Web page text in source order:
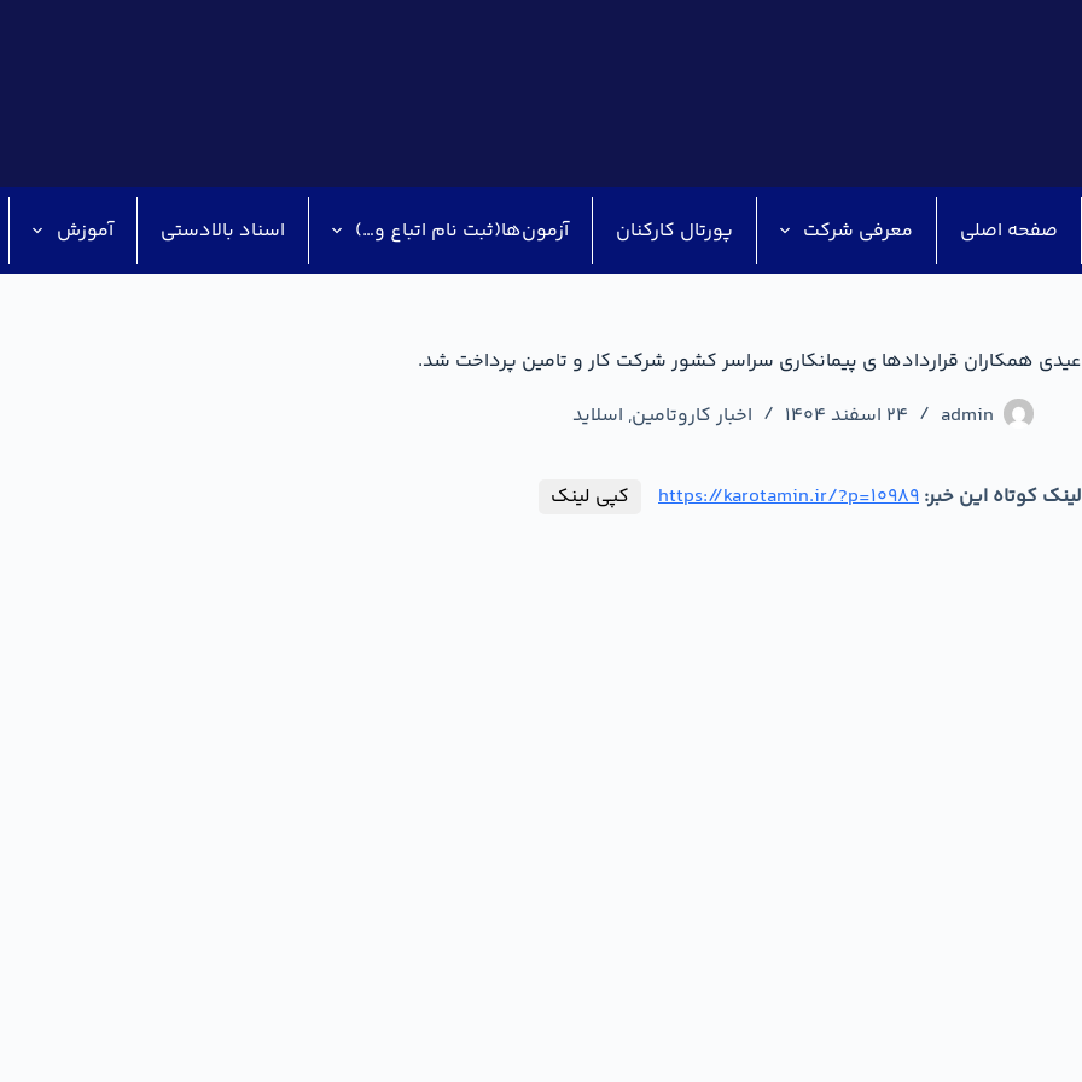
صفحه اصلی معرفی شرکت پورتال کارکنان آزمون‌ها(ثبت نام اتباع و…) اسناد بالادستی آموزش
عیدی همکاران قراردادها ی پیمانکاری سراسر کشور شرکت کار و تامین پرداخت شد.
admin
24 اسفند 1404 اخبار کاروتامین, اسلاید
لینک کوتاه این خبر: https://karotamin.ir/?p=10989 کپی لینک